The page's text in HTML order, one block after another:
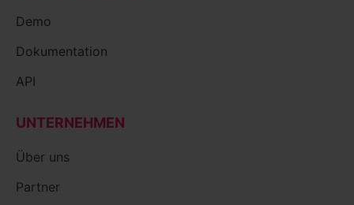
Demo
Dokumentation
API
UNTERNEHMEN
Über uns
Partner